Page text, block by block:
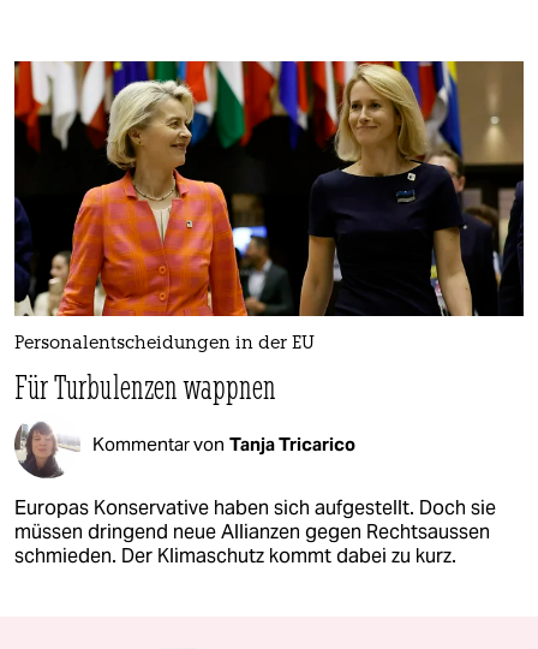
Personalentscheidungen in der EU
Für Turbulenzen wappnen
Kommentar von Tanja Tricarico
Europas Konservative haben sich aufgestellt. Doch sie
müssen dringend neue Allianzen gegen Rechtsaussen
schmieden. Der Klimaschutz kommt dabei zu kurz.